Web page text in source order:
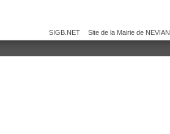
SIGB.NET Site de la Mairie de NEVIAN